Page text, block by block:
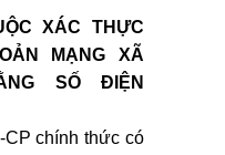
XÁC THỰC
MẠNG XÃ
SỐ ĐIỆN
CP chính thức có